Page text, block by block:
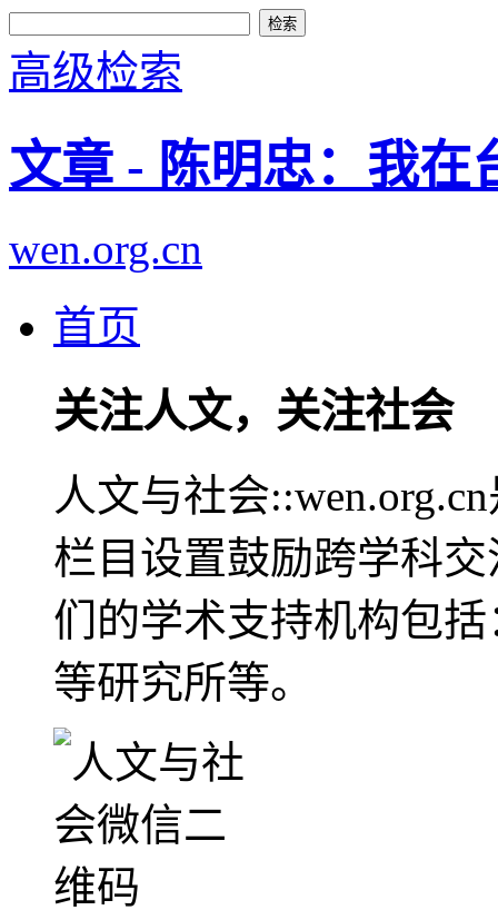
高级检索
文章 - 陈明忠：我在
wen.org.cn
首页
关注人文，关注社会
人文与社会
栏目设置鼓励跨学科
们的学术支持机构包
等研究所等。